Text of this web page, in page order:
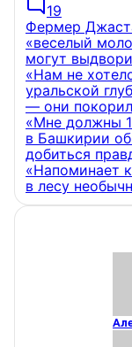
19
Фермер
«веселый
могут
«Нам не
уральской
— они
«Мне должны
в Башкирии
добиться
«Напоминает
в лесу